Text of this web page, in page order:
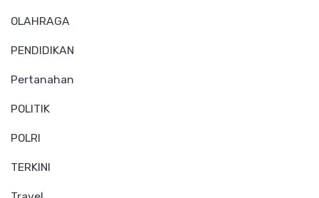
OLAHRAGA
PENDIDIKAN
Pertanahan
POLITIK
POLRI
TERKINI